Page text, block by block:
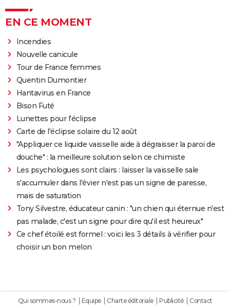
EN CE MOMENT
Incendies
Nouvelle canicule
Tour de France femmes
Quentin Dumontier
Hantavirus en France
Bison Futé
Lunettes pour l'éclipse
Carte de l'éclipse solaire du 12 août
"Appliquer ce liquide vaisselle aide à dégraisser la paroi de
douche" : la meilleure solution selon ce chimiste
Les psychologues sont clairs : laisser la vaisselle sale
s'accumuler dans l'évier n'est pas un signe de paresse,
mais de saturation
Tony Silvestre, éducateur canin : "un chien qui éternue n'est
pas malade, c'est un signe pour dire qu'il est heureux"
Ce chef étoilé est formel : voici les 3 détails à vérifier pour
choisir un bon melon
Qui sommes-nous ? Equipe Charte éditoriale Publicité
Contact